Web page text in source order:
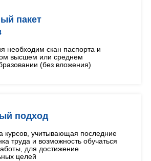
пакет
необходим скан паспорта и
высшем или среднем
(без вложения)
подход
курсов, учитывающая последние
труда и возможность обучаться
для достижение
целей